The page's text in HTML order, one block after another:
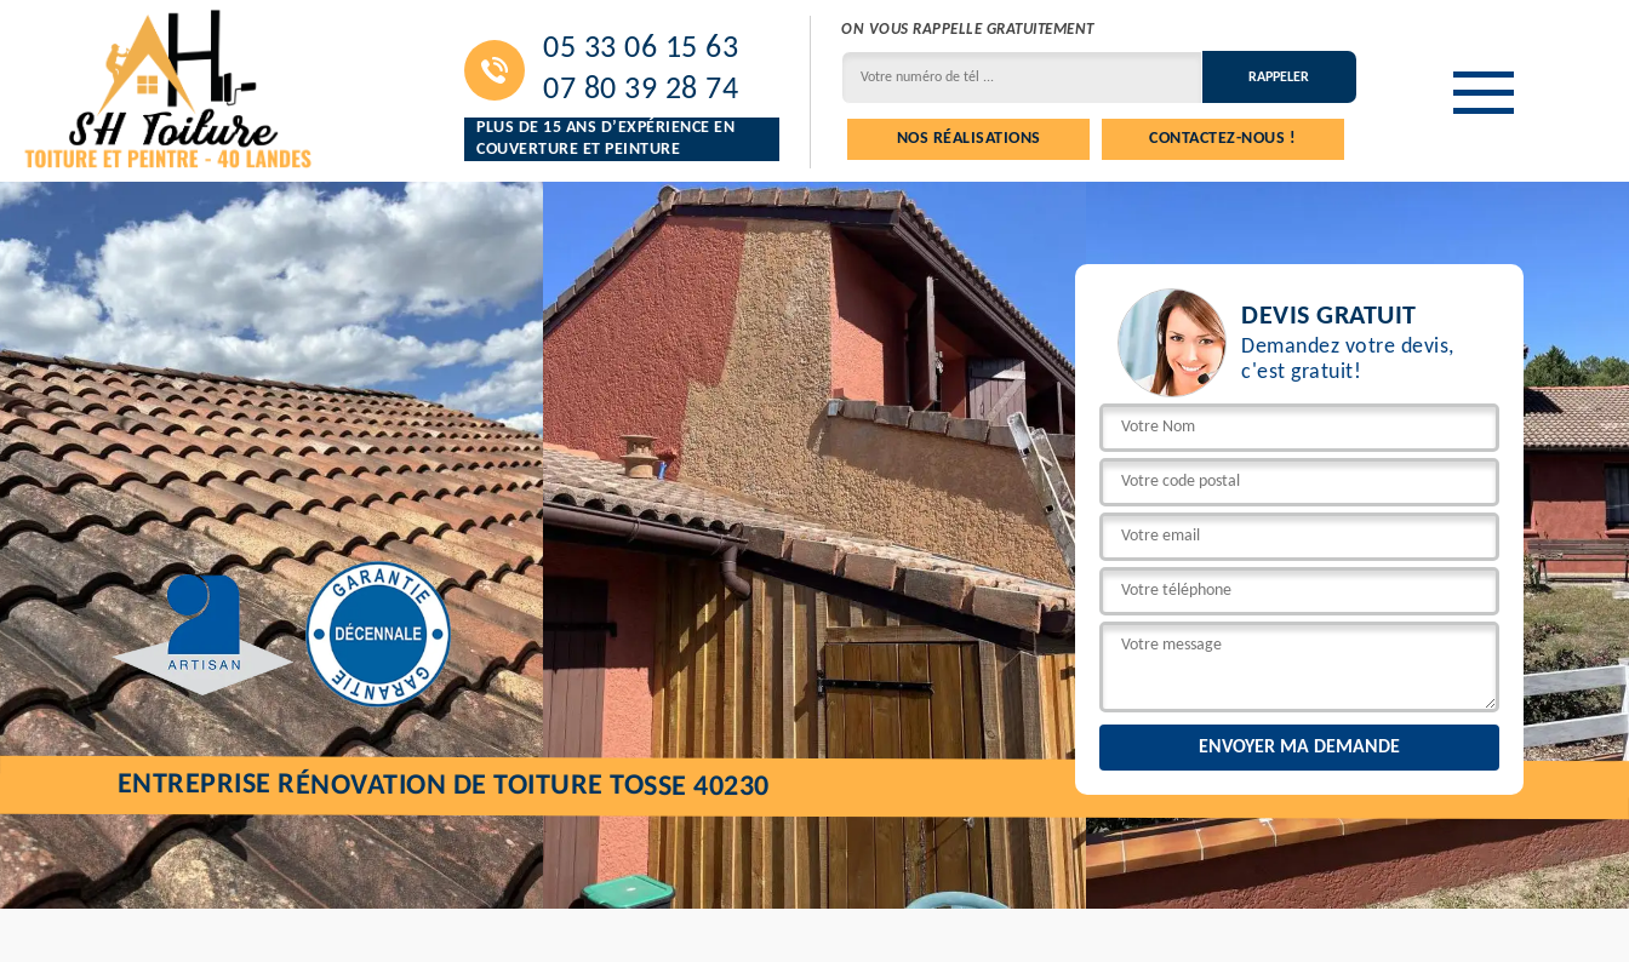
05 33 06 15 63
07 80 39 28 74
PLUS DE 15 ANS D’EXPÉRIENCE EN
COUVERTURE ET PEINTURE
ON VOUS RAPPELLE GRATUITEMENT
NOS RÉALISATIONS CONTACTEZ-NOUS !
DEVIS GRATUIT
Demandez votre devis,
c'est gratuit!
ENTREPRISE RÉNOVATION DE TOITURE TOSSE 40230